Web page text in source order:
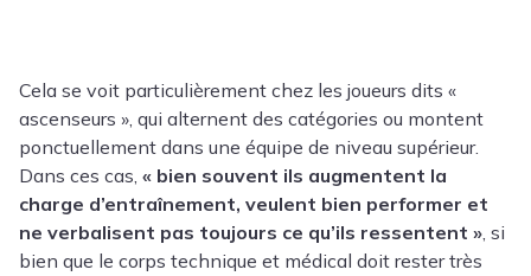
Cela se voit particulièrement chez les joueurs dits «
ascenseurs », qui alternent des catégories ou montent
ponctuellement dans une équipe de niveau supérieur.
Dans ces cas, « bien souvent ils augmentent la
charge d’entraînement, veulent bien performer et
ne verbalisent pas toujours ce qu’ils ressentent », si
bien que le corps technique et médical doit rester très